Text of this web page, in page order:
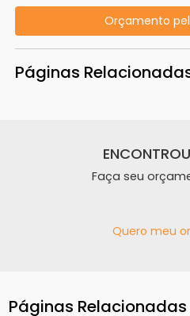
Orçamento
Páginas
Faça seu
Quero meu
Páginas Relacionadas